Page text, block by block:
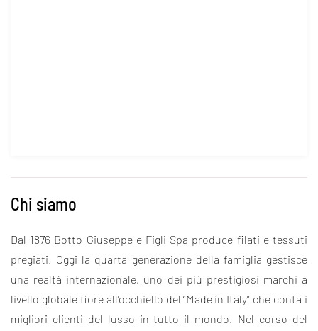
Chi siamo
Dal 1876 Botto Giuseppe e Figli Spa produce filati e tessuti
pregiati. Oggi la quarta generazione della famiglia gestisce
una realtà internazionale, uno dei più prestigiosi marchi a
livello globale fiore all’occhiello del “Made in Italy” che conta i
migliori clienti del lusso in tutto il mondo. Nel corso del